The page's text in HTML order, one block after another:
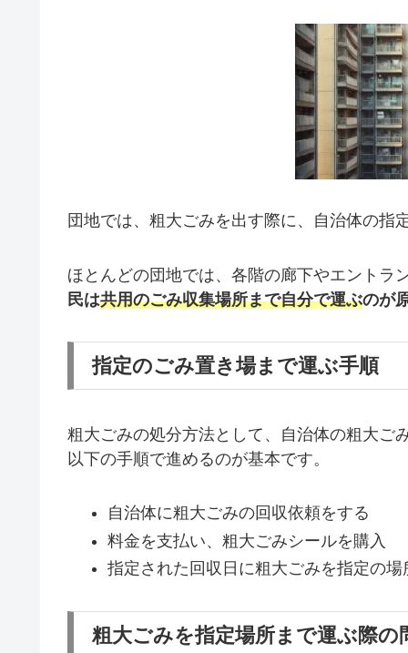
団地では、粗大ごみを出す際に、自治体の指
ほとんどの団地では、各階の廊下やエントラ
民は共用のごみ収集場所まで自分で運ぶのが
指定のごみ置き場まで運ぶ手順
粗大ごみの処分方法として、自治体の粗大ご
以下の手順で進めるのが基本です。
自治体に粗大ごみの回収依頼をする
料金を支払い、粗大ごみシールを購入
指定された回収日に粗大ごみを指定の場
粗大ごみを指定場所まで運ぶ際の